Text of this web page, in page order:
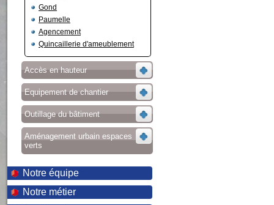
Gond
Paumelle
Agencement
Quincaillerie d'ameublement
Accès en hauteur
Equipement de chantier
Outillage du bâtiment
Aménagement urbain espaces
verts
Notre équipe
Notre métier